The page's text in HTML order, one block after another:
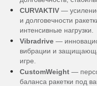
CURVAKTIV —
и долговечности
интенсивные нагрузки.
Vibradrive —
вибрации и
игре.
CustomWeight —
баланса ракетки под